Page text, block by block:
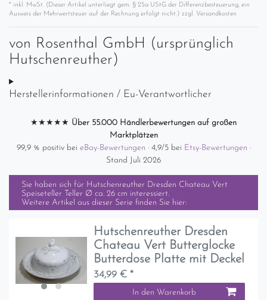
* inkl. MwSt. (Dieser Artikel unterliegt gem. § 25a UStG der Differenzbesteuerung, ein
Ausweis der Mehrwertsteuer auf der Rechnung erfolgt nicht.) zzgl. Versandkosten
von Rosenthal GmbH (ursprünglich
Hutschenreuther)
Herstellerinformationen / Eu-Verantwortlicher
★★★★★ Über 55.000 Händlerbewertungen auf großen
Marktplätzen
99,9 % positiv bei eBay-Bewertungen · 4,9/5 bei Etsy-Bewertungen ·
Stand Juli 2026
Sie haben sich für Hutschenreuther Dresden Chateau Vert
Speiseteller Teller Ø ca. 26 cm interessiert.
Weitere Artikel aus dieser Serie finden Sie hier:
Hutschenreuther Dresden
Chateau Vert Butterglocke
Butterdose Platte mit Deckel
34,99 € *
In den Warenkorb